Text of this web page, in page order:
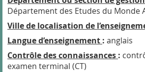
Département des Etudes du Monde
Ville de localisation de
Langue d’enseignement : anglais
Contrôle des connaissances :
examen terminal (CT)